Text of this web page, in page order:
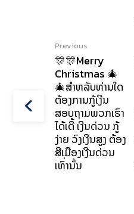
Previous
🎊🎊Merry
Christmas 🎄
🎄ສຳຫລັບທ່ານໃດ
ຕ້ອງການກູ້ເງີນ
ສອບຖາມພວກເຮົາ
ໄດ້ເດີ້ ເງີນດ່ວນ ກູ້
ງ່າຍ ວົງເງີນສູງ ຕ້ອງ
ສີເມືອງເງີນດ່ວນ
ເທົ່ານັ້ນ